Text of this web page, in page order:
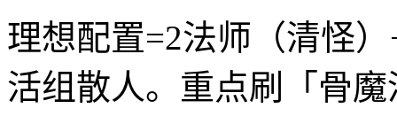
理想配置=2法师（清怪
活组散人。重点刷「骨